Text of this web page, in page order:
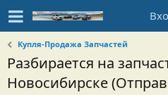
Купля-Продажа Запчастей
Разбирается на
Новосибирске